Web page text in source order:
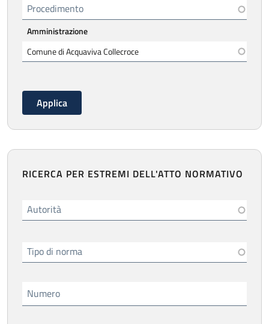
Procedimento
Amministrazione
RICERCA PER ESTREMI DELL'ATTO NORMATIVO
Autorità
Tipo di norma
Numero